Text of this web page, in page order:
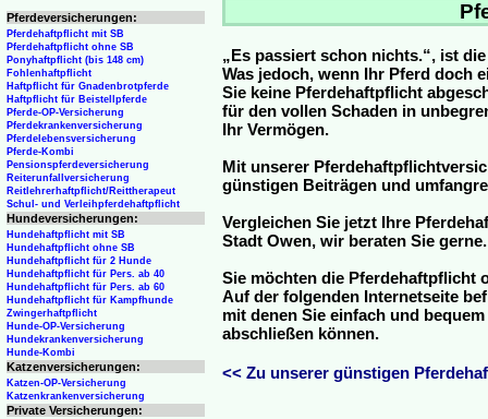
„Es passiert schon nichts.“, ist
Was jedoch, wenn Ihr Pferd doch
Sie keine Pferdehaftpflicht
für den vollen Schaden in
Ihr Vermögen.
Mit unserer
günstigen Beiträgen und
Vergleichen Sie jetzt Ihre
Stadt Owen, wir beraten Sie gerne.
Sie möchten die Pferdehaftpflicht
Auf der folgenden Internetseite
mit denen Sie einfach und
abschließen können.
<< Zu unserer günstigen
Pferdeversicherungen:
Pferdehaftpflicht mit SB
Pferdehaftpflicht ohne SB
Ponyhaftpflicht (bis 148 cm)
Fohlenhaftpflicht
Haftpflicht für Gnadenbrotpferde
Haftpflicht für Beistellpferde
Pferde-OP-Versicherung
Pferdekrankenversicherung
Pferdelebensversicherung
Pferde-Kombi
Pensionspferdeversicherung
Reiterunfallversicherung
Reitlehrerhaftpflicht/Reittherapeut
Schul- und Verleihpferdehaftpflicht
Hundeversicherungen:
Hundehaftpflicht mit SB
Hundehaftpflicht ohne SB
Hundehaftpflicht für 2 Hunde
Hundehaftpflicht für Pers. ab 40
Hundehaftpflicht für Pers. ab 60
Hundehaftpflicht für Kampfhunde
Zwingerhaftpflicht
Hunde-OP-Versicherung
Hundekrankenversicherung
Hunde-Kombi
Katzenversicherungen:
Katzen-OP-Versicherung
Katzenkrankenversicherung
Private Versicherungen: